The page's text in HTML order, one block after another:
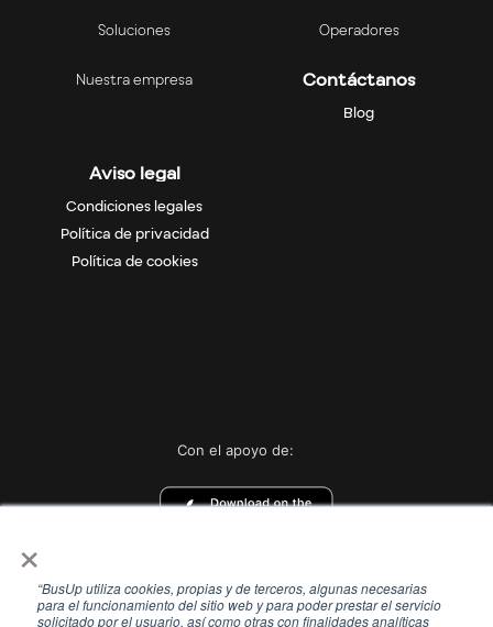
×
“BusUp utiliza cookies, propias y de terceros, algunas necesarias
para el funcionamiento del sitio web y para poder prestar el servicio
solicitado por el usuario, así como otras con finalidades analíticas
Soluciones Operadores
Nuestra empresa Contáctanos
Blog
Aviso legal
Condiciones legales
Política de privacidad
Política de cookies
Con el apoyo de: